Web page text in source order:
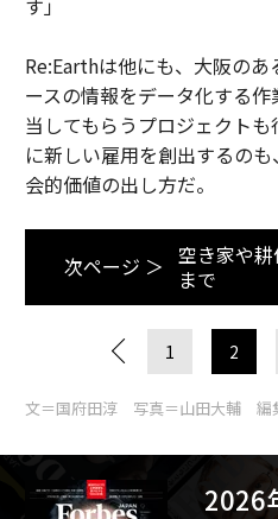
す」
Re:Earthは他にも、大阪の
ースの情報をデータ化する
当してもらうプロジェクト
に新しい雇用を創出するの
会的価値の出し方だ。
次ページ ＞ 空き家や
まで
1 2
文＝国府田淳 写真＝山田大輔 編
2026